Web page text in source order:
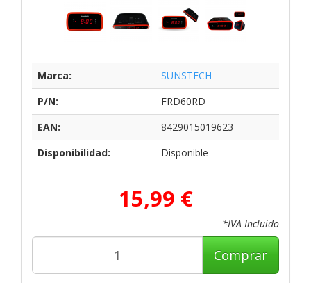
Marca:
SUNSTECH
P/N:
FRD60RD
EAN:
8429015019623
Disponibilidad:
Disponible
15,99 €
*IVA Incluido
Comprar